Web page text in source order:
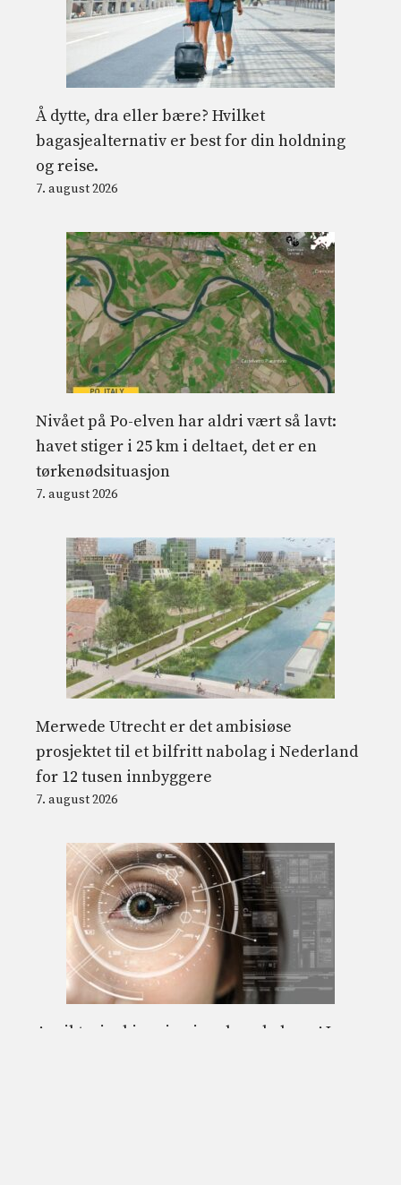
Å dytte, dra eller bære? Hvilket
bagasjealternativ er best for din holdning
og reise.
7. august 2026
Nivået på Po-elven har aldri vært så lavt:
havet stiger i 25 km i deltaet, det er en
tørkenødsituasjon
7. august 2026
Merwede Utrecht er det ambisiøse
prosjektet til et bilfritt nabolag i Nederland
for 12 tusen innbyggere
7. august 2026
Ansiktsgjenkjenning i undersøkelser, AI-